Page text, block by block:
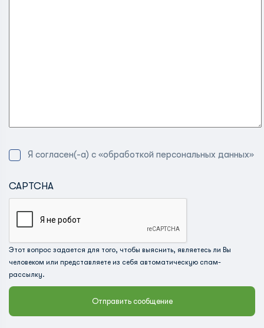
Я согласен(-а) с «обработкой персональных данных»
CAPTCHA
Этот вопрос задается для того, чтобы выяснить, являетесь ли Вы
человеком или представляете из себя автоматическую спам-
рассылку.